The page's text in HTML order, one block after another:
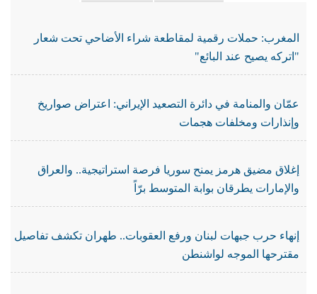
المغرب: حملات رقمية لمقاطعة شراء الأضاحي تحت شعار
"اتركه يصيح عند البائع"
عمّان والمنامة في دائرة التصعيد الإيراني: اعتراض صواريخ
وإنذارات ومخلفات هجمات
إغلاق مضيق هرمز يمنح سوريا فرصة استراتيجية.. والعراق
والإمارات يطرقان بوابة المتوسط برّاً
إنهاء حرب جبهات لبنان ورفع العقوبات.. طهران تكشف تفاصيل
مقترحها الموجه لواشنطن